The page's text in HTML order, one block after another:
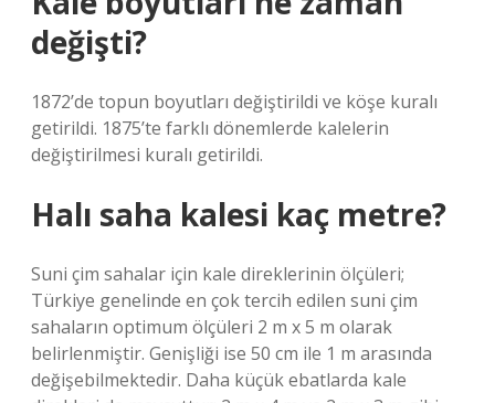
değişti?
1872’de topun boyutları değiştirildi ve köşe kuralı
getirildi. 1875’te farklı dönemlerde kalelerin
değiştirilmesi kuralı getirildi.
Halı saha kalesi kaç metre?
Suni çim sahalar için kale direklerinin ölçüleri;
Türkiye genelinde en çok tercih edilen suni çim
sahaların optimum ölçüleri 2 m x 5 m olarak
belirlenmiştir. Genişliği ise 50 cm ile 1 m arasında
değişebilmektedir. Daha küçük ebatlarda kale